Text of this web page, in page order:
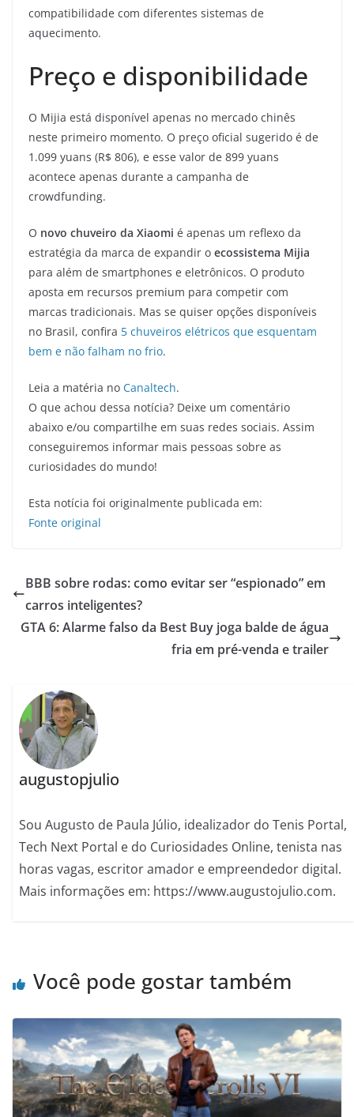
compatibilidade com diferentes sistemas de
aquecimento.
Preço e disponibilidade
O Mijia está disponível apenas no mercado chinês
neste primeiro momento. O preço oficial sugerido é de
1.099 yuans (R$ 806), e esse valor de 899 yuans
acontece apenas durante a campanha de
crowdfunding.
O novo chuveiro da Xiaomi é apenas um reflexo da
estratégia da marca de expandir o ecossistema Mijia
para além de smartphones e eletrônicos. O produto
aposta em recursos premium para competir com
marcas tradicionais. Mas se quiser opções disponíveis
no Brasil, confira 5 chuveiros elétricos que esquentam
bem e não falham no frio.
Leia a matéria no Canaltech.
O que achou dessa notícia? Deixe um comentário
abaixo e/ou compartilhe em suas redes sociais. Assim
conseguiremos informar mais pessoas sobre as
curiosidades do mundo!
Esta notícia foi originalmente publicada em:
Fonte original
BBB sobre rodas: como evitar ser “espionado” em
carros inteligentes?
GTA 6: Alarme falso da Best Buy joga balde de água
fria em pré-venda e trailer
augustopjulio
Sou Augusto de Paula Júlio, idealizador do Tenis Portal,
Tech Next Portal e do Curiosidades Online, tenista nas
horas vagas, escritor amador e empreendedor digital.
Mais informações em: https://www.augustojulio.com.
Você pode gostar também